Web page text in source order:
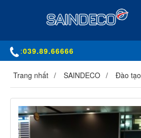
:039.89.66666
Trang nhất SAINDECO Đào tạo